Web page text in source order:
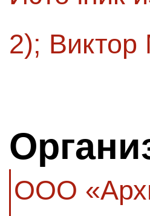
2);
ООО